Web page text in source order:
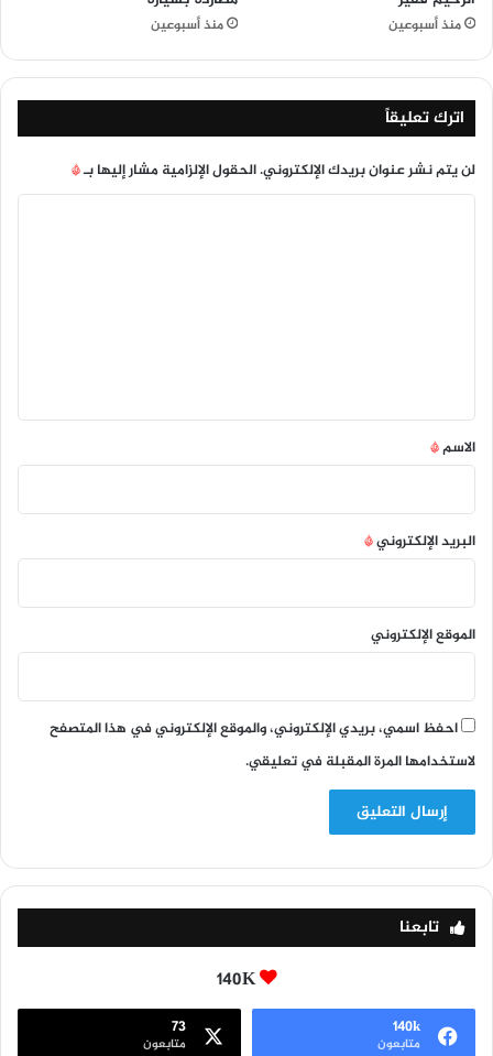
منذ أسبوعين منذ أسبوعين
اترك تعليقاً
لن يتم نشر عنوان بريدك الإلكتروني.الحقول الإلزامية مشار إليها بـ*
*
الاسم*
البريد الإلكتروني*
الموقع الإلكتروني
احفظ اسمي، بريدي الإلكتروني، والموقع الإلكتروني في هذا المتصفح
لاستخدامها المرة المقبلة في تعليقي.
تابعنا
140K
140k
متابعون
73
متابعون